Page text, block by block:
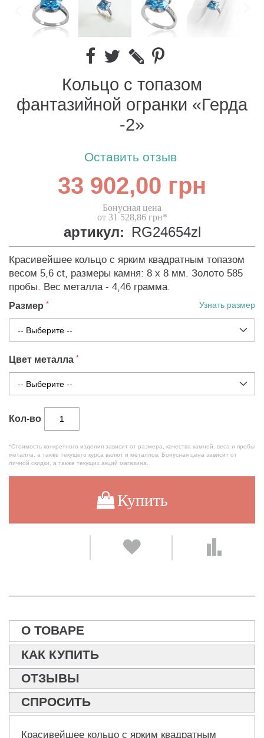
Кольцо с топазом
фантазийной огранки «Герда
-2»
Оставить отзыв
33 902,00 грн
Бонусная цена
от 31 528,86 грн*
артикул: RG24654zl
Красивейшее кольцо с ярким квадратным топазом
весом 5,6 ct, размеры камня: 8 x 8 мм. Золото 585
пробы. Вес металла - 4,46 грамма.
Размер Узнать размер
Цвет металла
Кол-во
*Стоимость конкретного изделия зависит от размера, качества камней, веса и пробы
металла, а также текущего курса валют и металлов. Бонусная цена зависит от
личной скидки, а также текущих акций магазина.
Купить
О ТОВАРЕ
КАК КУПИТЬ
ОТЗЫВЫ
СПРОСИТЬ
Красивейшее кольцо с ярким квадратным